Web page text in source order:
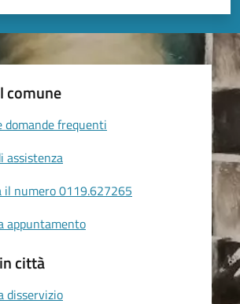
5 stelle su 5
4 stelle su 5
su 5
su 5
5
comune
domande frequenti
assistenza
il numero 0119.627265
appuntamento
città
disservizio